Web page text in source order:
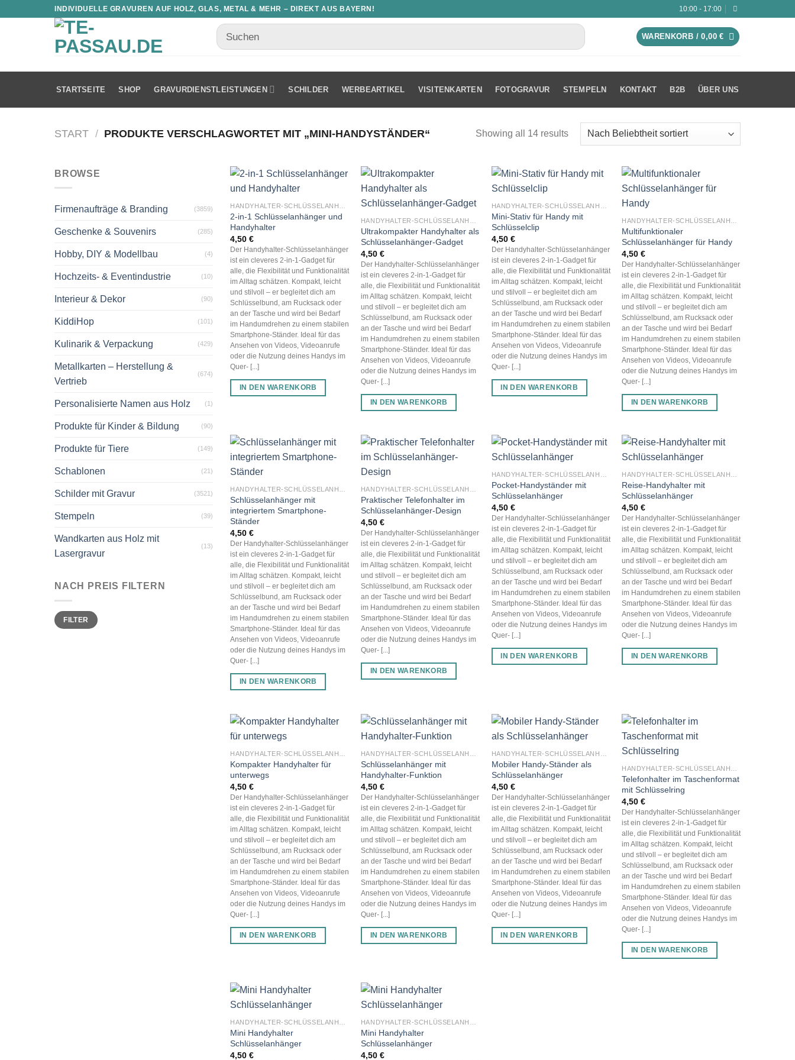
INDIVIDUELLE GRAVUREN AUF HOLZ, GLAS, METAL & MEHR – DIREKT AUS BAYERN! 10:00 - 17:00
WARENKORB /0,00€
STARTSEITE SHOP GRAVURDIENSTLEISTUNGEN SCHILDER WERBEARTIKEL VISITENKARTEN FOTOGRAVUR STEMPELN KONTAKT B2B ÜBER UNS
START / PRODUKTE VERSCHLAGWORTET MIT „MINI-HANDYSTÄNDER“ Showing all 14 results
BROWSE
Firmenaufträge & Branding (3859)
Geschenke & Souvenirs (285)
Hobby, DIY & Modellbau (4)
Hochzeits- & Eventindustrie (10)
Interieur & Dekor (90)
KiddiHop (101)
Kulinarik & Verpackung (429)
Metallkarten – Herstellung &
Vertrieb
(674)
Personalisierte Namen aus Holz (1)
Produkte für Kinder & Bildung (90)
Produkte für Tiere (149)
Schablonen (21)
Schilder mit Gravur (3521)
Stempeln (39)
Wandkarten aus Holz mit
Lasergravur
(13)
NACH PREIS FILTERN
Min.
Preis
Max.
PreisFILTER
2-in-1 Schlüsselanhänger und
Handyhalter
4,50€
Der Handyhalter-Schlüsselanhänger
ist ein cleveres 2-in-1-Gadget für
alle, die Flexibilität und Funktionalität
im Alltag schätzen. Kompakt, leicht
und stilvoll – er begleitet dich am
Schlüsselbund, am Rucksack oder
an der Tasche und wird bei Bedarf
im Handumdrehen zu einem stabilen
Smartphone-Ständer. Ideal für das
Ansehen von Videos, Videoanrufe
oder die Nutzung deines Handys im
Quer- [...]
IN DEN WARENKORB
Ultrakompakter Handyhalter als
Schlüsselanhänger-Gadget
4,50 €
Der Handyhalter-Schlüsselanhänger
ist ein cleveres 2-in-1-Gadget für
alle, die Flexibilität und Funktionalität
im Alltag schätzen. Kompakt, leicht
und stilvoll – er begleitet dich am
Schlüsselbund, am Rucksack oder
an der Tasche und wird bei Bedarf
im Handumdrehen zu einem stabilen
Smartphone-Ständer. Ideal für das
Ansehen von Videos, Videoanrufe
oder die Nutzung deines Handys im
Quer- [...]
IN DEN WARENKORB
Mini-Stativ für Handy mit
Schlüsselclip
4,50 €
Der Handyhalter-Schlüsselanhänger
ist ein cleveres 2-in-1-Gadget für
alle, die Flexibilität und Funktionalität
im Alltag schätzen. Kompakt, leicht
und stilvoll – er begleitet dich am
Schlüsselbund, am Rucksack oder
an der Tasche und wird bei Bedarf
im Handumdrehen zu einem stabilen
Smartphone-Ständer. Ideal für das
Ansehen von Videos, Videoanrufe
oder die Nutzung deines Handys im
Quer- [...]
IN DEN WARENKORB
Multifunktionaler
Schlüsselanhänger für Handy
4,50€
Der Handyhalter-Schlüsselanhänger
ist ein cleveres 2-in-1-Gadget für
alle, die Flexibilität und Funktionalität
im Alltag schätzen. Kompakt, leicht
und stilvoll – er begleitet dich am
Schlüsselbund, am Rucksack oder
an der Tasche und wird bei Bedarf
im Handumdrehen zu einem stabilen
Smartphone-Ständer. Ideal für das
Ansehen von Videos, Videoanrufe
oder die Nutzung deines Handys im
Quer- [...]
IN DEN WARENKORB
Schlüsselanhänger mit
integriertem Smartphone-
Ständer
4,50€
Der Handyhalter-Schlüsselanhänger
ist ein cleveres 2-in-1-Gadget für
alle, die Flexibilität und Funktionalität
im Alltag schätzen. Kompakt, leicht
und stilvoll – er begleitet dich am
Schlüsselbund, am Rucksack oder
an der Tasche und wird bei Bedarf
im Handumdrehen zu einem stabilen
Smartphone-Ständer. Ideal für das
Ansehen von Videos, Videoanrufe
oder die Nutzung deines Handys im
Quer- [...]
IN DEN WARENKORB
Praktischer Telefonhalter im
Schlüsselanhänger-Design
4,50 €
Der Handyhalter-Schlüsselanhänger
ist ein cleveres 2-in-1-Gadget für
alle, die Flexibilität und Funktionalität
im Alltag schätzen. Kompakt, leicht
und stilvoll – er begleitet dich am
Schlüsselbund, am Rucksack oder
an der Tasche und wird bei Bedarf
im Handumdrehen zu einem stabilen
Smartphone-Ständer. Ideal für das
Ansehen von Videos, Videoanrufe
oder die Nutzung deines Handys im
Quer- [...]
IN DEN WARENKORB
Pocket-Handyständer mit
Schlüsselanhänger
4,50 €
Der Handyhalter-Schlüsselanhänger
ist ein cleveres 2-in-1-Gadget für
alle, die Flexibilität und Funktionalität
im Alltag schätzen. Kompakt, leicht
und stilvoll – er begleitet dich am
Schlüsselbund, am Rucksack oder
an der Tasche und wird bei Bedarf
im Handumdrehen zu einem stabilen
Smartphone-Ständer. Ideal für das
Ansehen von Videos, Videoanrufe
oder die Nutzung deines Handys im
Quer- [...]
IN DEN WARENKORB
Reise-Handyhalter mit
Schlüsselanhänger
4,50€
Der Handyhalter-Schlüsselanhänger
ist ein cleveres 2-in-1-Gadget für
alle, die Flexibilität und Funktionalität
im Alltag schätzen. Kompakt, leicht
und stilvoll – er begleitet dich am
Schlüsselbund, am Rucksack oder
an der Tasche und wird bei Bedarf
im Handumdrehen zu einem stabilen
Smartphone-Ständer. Ideal für das
Ansehen von Videos, Videoanrufe
oder die Nutzung deines Handys im
Quer- [...]
IN DEN WARENKORB
Kompakter Handyhalter für
unterwegs
4,50€
Der Handyhalter-Schlüsselanhänger
ist ein cleveres 2-in-1-Gadget für
alle, die Flexibilität und Funktionalität
im Alltag schätzen. Kompakt, leicht
und stilvoll – er begleitet dich am
Schlüsselbund, am Rucksack oder
an der Tasche und wird bei Bedarf
im Handumdrehen zu einem stabilen
Smartphone-Ständer. Ideal für das
Ansehen von Videos, Videoanrufe
oder die Nutzung deines Handys im
Quer- [...]
IN DEN WARENKORB
Schlüsselanhänger mit
Handyhalter-Funktion
4,50 €
Der Handyhalter-Schlüsselanhänger
ist ein cleveres 2-in-1-Gadget für
alle, die Flexibilität und Funktionalität
im Alltag schätzen. Kompakt, leicht
und stilvoll – er begleitet dich am
Schlüsselbund, am Rucksack oder
an der Tasche und wird bei Bedarf
im Handumdrehen zu einem stabilen
Smartphone-Ständer. Ideal für das
Ansehen von Videos, Videoanrufe
oder die Nutzung deines Handys im
Quer- [...]
IN DEN WARENKORB
Mobiler Handy-Ständer als
Schlüsselanhänger
4,50 €
Der Handyhalter-Schlüsselanhänger
ist ein cleveres 2-in-1-Gadget für
alle, die Flexibilität und Funktionalität
im Alltag schätzen. Kompakt, leicht
und stilvoll – er begleitet dich am
Schlüsselbund, am Rucksack oder
an der Tasche und wird bei Bedarf
im Handumdrehen zu einem stabilen
Smartphone-Ständer. Ideal für das
Ansehen von Videos, Videoanrufe
oder die Nutzung deines Handys im
Quer- [...]
IN DEN WARENKORB
Telefonhalter im Taschenformat
mit Schlüsselring
4,50€
Der Handyhalter-Schlüsselanhänger
ist ein cleveres 2-in-1-Gadget für
alle, die Flexibilität und Funktionalität
im Alltag schätzen. Kompakt, leicht
und stilvoll – er begleitet dich am
Schlüsselbund, am Rucksack oder
an der Tasche und wird bei Bedarf
im Handumdrehen zu einem stabilen
Smartphone-Ständer. Ideal für das
Ansehen von Videos, Videoanrufe
oder die Nutzung deines Handys im
Quer- [...]
IN DEN WARENKORB
Mini Handyhalter
Schlüsselanhänger
4,50€
Mini Handyhalter
Schlüsselanhänger
4,50 €